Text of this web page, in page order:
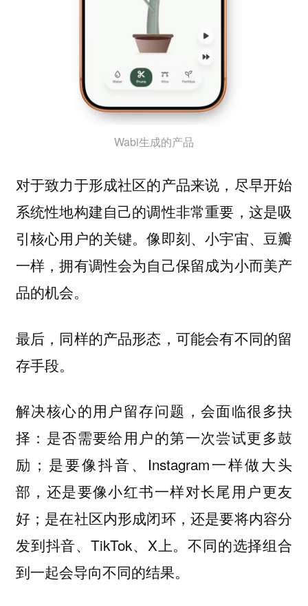
Wabi生成的产品
对于致力于形成社区的产品来说，尽早开始
系统性地构建自己的调性非常重要，这是吸
引核心用户的关键。像即刻、小宇宙、豆瓣
一样，拥有调性会为自己保留成为小而美产
品的机会。
最后，同样的产品形态，可能会有不同的留
存手段。
解决核心的用户留存问题，会面临很多抉
择：是否需要给用户的第一次尝试更多鼓
励；是要像抖音、Instagram一样做大头
部，还是要像小红书一样对长尾用户更友
好；是在社区内形成闭环，还是要将内容分
发到抖音、TikTok、X上。不同的选择组合
到一起会导向不同的结果。